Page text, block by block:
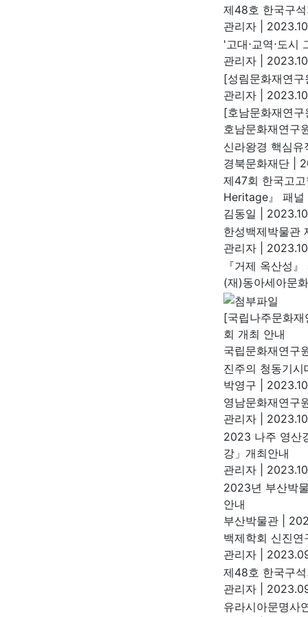
제48호 한국구
관리자
'고대⋅교역⋅도시
관리자
[성림문화재연
관리자
[호남문화재연
호남문화재연구
신라왕경 핵심
경북문화재단
제47회 한국고
Heritage』 패널
김동일
한성백제박물관
관리자
『거제 옥산성
(재)동아세아문
[국립나주문화
회 개최 안내
국립문화재연구
진주의 청동기
박영구
영남문화재연구
관리자
2023 나주 영산
강」개최안내
관리자
2023년 부산박
안내
부산박물관
백제학회 신진
관리자
제48호 한국구
관리자
유라시아문명사